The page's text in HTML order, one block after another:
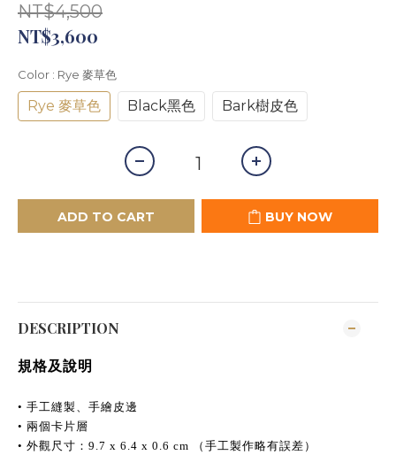
NT$4,500
NT$3,600
Color : Rye 麥草色
Rye 麥草色 Black黑色 Bark樹皮色
ADD TO CART BUY NOW
DESCRIPTION
規格及說明
• 手工縫製、手繪皮邊
• 兩個卡片層
• 外觀尺寸：9.7 x 6.4 x 0.6 cm （手工製作略有誤差）